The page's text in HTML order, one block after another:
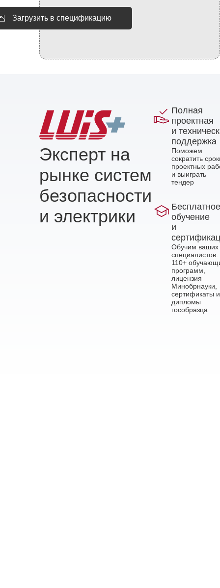
Загрузить в спецификацию
Эксперт на
рынке систем
безопасности
и электрики
Полная
проектная
и
поддержка
Поможем
сократить
проектных
и выиграть
тендер
Бесплатное
обучение
и
Обучим ваших
специалистов:
110+
программ,
лицензия
Минобрнауки,
сертификаты и
дипломы
гособразца